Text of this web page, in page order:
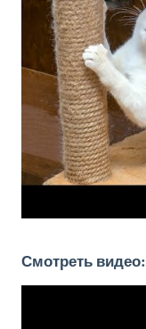
Смотреть видео: